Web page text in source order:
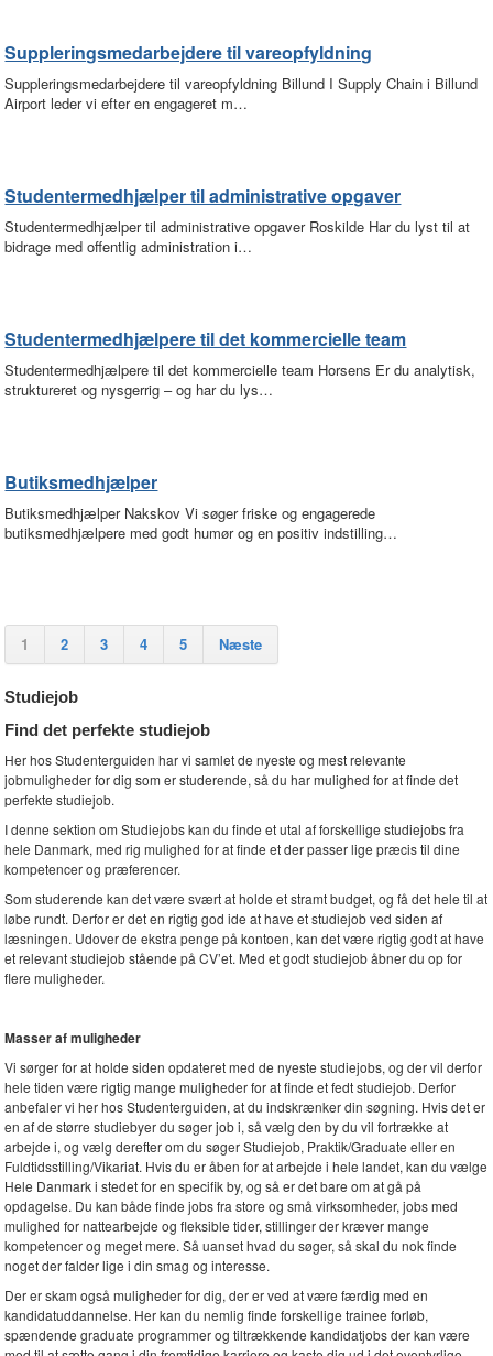
Suppleringsmedarbejdere til vareopfyldning
Suppleringsmedarbejdere til vareopfyldning Billund I Supply Chain i Billund
Airport leder vi efter en engageret m…
Studentermedhjælper til administrative opgaver
Studentermedhjælper til administrative opgaver Roskilde Har du lyst til at
bidrage med offentlig administration i…
Studentermedhjælpere til det kommercielle team
Studentermedhjælpere til det kommercielle team Horsens Er du analytisk,
struktureret og nysgerrig – og har du lys…
Butiksmedhjælper
Butiksmedhjælper Nakskov Vi søger friske og engagerede
butiksmedhjælpere med godt humør og en positiv indstilling…
1 2 3 4 5 Næste
Studiejob
Find det perfekte studiejob
Her hos Studenterguiden har vi samlet de nyeste og mest relevante
jobmuligheder for dig som er studerende, så du har mulighed for at finde det
perfekte studiejob.
I denne sektion om Studiejobs kan du finde et utal af forskellige studiejobs fra
hele Danmark, med rig mulighed for at finde et der passer lige præcis til dine
kompetencer og præferencer.
Som studerende kan det være svært at holde et stramt budget, og få det hele til at
løbe rundt. Derfor er det en rigtig god ide at have et studiejob ved siden af
læsningen. Udover de ekstra penge på kontoen, kan det være rigtig godt at have
et relevant studiejob stående på CV’et. Med et godt studiejob åbner du op for
flere muligheder.
Masser af muligheder
Vi sørger for at holde siden opdateret med de nyeste studiejobs, og der vil derfor
hele tiden være rigtig mange muligheder for at finde et fedt studiejob. Derfor
anbefaler vi her hos Studenterguiden, at du indskrænker din søgning. Hvis det er
en af de større studiebyer du søger job i, så vælg den by du vil fortrække at
arbejde i, og vælg derefter om du søger Studiejob, Praktik/Graduate eller en
Fuldtidsstilling/Vikariat. Hvis du er åben for at arbejde i hele landet, kan du vælge
Hele Danmark i stedet for en specifik by, og så er det bare om at gå på
opdagelse. Du kan både finde jobs fra store og små virksomheder, jobs med
mulighed for nattearbejde og fleksible tider, stillinger der kræver mange
kompetencer og meget mere. Så uanset hvad du søger, så skal du nok finde
noget der falder lige i din smag og interesse.
Der er skam også muligheder for dig, der er ved at være færdig med en
kandidatuddannelse. Her kan du nemlig finde forskellige trainee forløb,
spændende graduate programmer og tiltrækkende kandidatjobs der kan være